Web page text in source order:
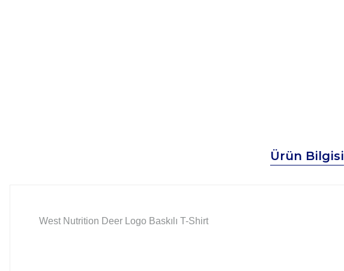
Ürün Bilgisi
West Nutrition Deer Logo Baskılı T-Shirt